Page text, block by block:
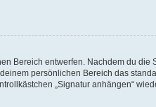
Bereich entwerfen. Nachdem du die
persönlichen Bereich das
„Signatur anhängen“